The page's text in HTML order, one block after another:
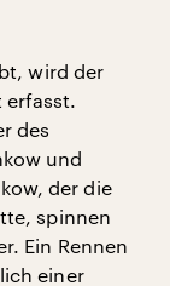
wird der
erfasst.
des
und
der die
spinnen
Ein Rennen
einer